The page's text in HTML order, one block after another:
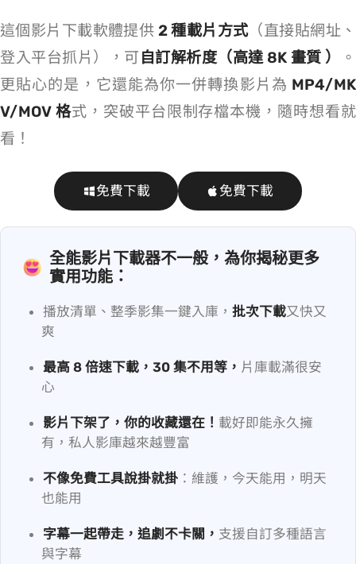
這個影片下載軟體提供 2 種載片方式（直接貼網址、
登入平台抓片），可 自訂解析度（高達 8K 畫質 ）
。
更貼心的是，它還能為你一併轉換影片為 MP4/MK
V/MOV 格式，突破平台限制存檔本機，隨時想看就
看！
免費下載 免費下載
全能影片下載器不一般，為你揭秘更多
實用功能：
播放清單、整季影集一鍵入庫，批次下載又快又
爽
最高 8 倍速下載，30 集不用等， 片庫載滿很安
心
影片下架了，你的收藏還在！ 載好即能永久擁
有，私人影庫越來越豐富
不像免費工具說掛就掛 ：24/7 維護，今天能用，明天
也能用
字幕一起帶走，追劇不卡關， 支援自訂多種語言
與字幕